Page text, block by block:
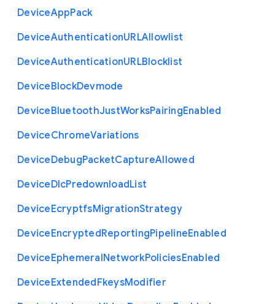
DeviceAppPack
DeviceAuthenticationURLAllowlist
DeviceAuthenticationURLBlocklist
DeviceBlockDevmode
DeviceBluetoothJustWorksPairingEnabled
DeviceChromeVariations
DeviceDebugPacketCaptureAllowed
DeviceDlcPredownloadList
DeviceEcryptfsMigrationStrategy
DeviceEncryptedReportingPipelineEnabled
DeviceEphemeralNetworkPoliciesEnabled
DeviceExtendedFkeysModifier